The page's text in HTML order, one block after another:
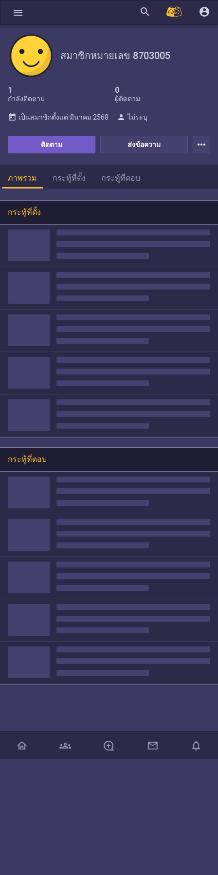
menu search account_circle
สมาชิกหมายเลข 8703005
1
กำลังติดตาม
0
ผู้ติดตาม
ส่งข้อความ
ติดตาม
today เป็นสมาชิกตั้งแต่ มีนาคม 2568 person ไม่ระบุ
more_horiz
ภาพรวม กระทู้ที่ตั้ง กระทู้ที่ตอบ
กระทู้ที่ตั้ง
กระทู้ที่ตอบ